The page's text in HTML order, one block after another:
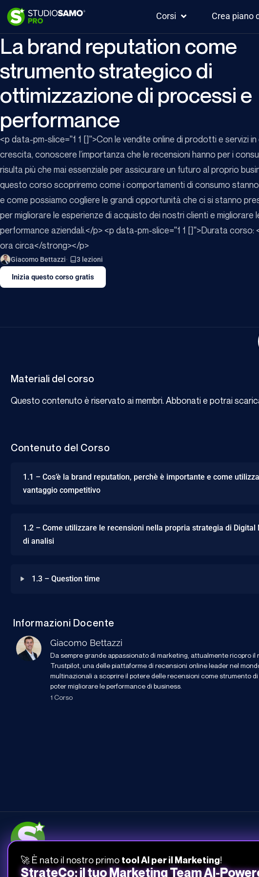
Corsi Crea piano
La brand reputation come
strumento strategico di
ottimizzazione di processi e
performance
<p data-pm-slice="1 1 []">Con le vendite online di prodotti e servizi
crescita, conoscere l’importanza che le recensioni hanno per i
risulta più che mai essenziale per assicurare un futuro al proprio
questo corso scopriremo come i comportamenti di consumo
e come possiamo cogliere le grandi opportunità che ci si stanno
per migliorare le esperienze di acquisto dei nostri clienti e migliorare
performance aziendali.</p> <p data-pm-slice="1 1 []">Durata corso:
ora circa</strong></p>
Giacomo Bettazzi 3 lezioni
Inizia questo corso gratis
Materiali del corso
Questo contenuto è riservato ai membri. Abbonati e potrai
Contenuto del Corso
1.1 – Cos’è la brand reputation, perchè è importante e come
vantaggio competitivo
1.2 – Come utilizzare le recensioni nella propria strategia di
di analisi
1.3 – Question time
Informazioni Docente
Giacomo Bettazzi
Da sempre grande appassionato di marketing, attualmente ricopro
Trustpilot, una delle piattaforme di recensioni online leader nel
multinazionali a scoprire il potere delle recensioni come strumento
poter migliorare le performance di business.
1 Corso
051-268-212
info@studiosamo.it
🚀 È nato il nostro primo tool AI per il Marketing!
StrateCo: il tuo Marketing Team AI-